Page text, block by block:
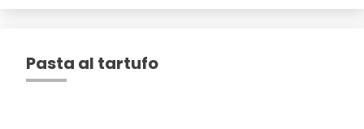
Pasta al tartufo